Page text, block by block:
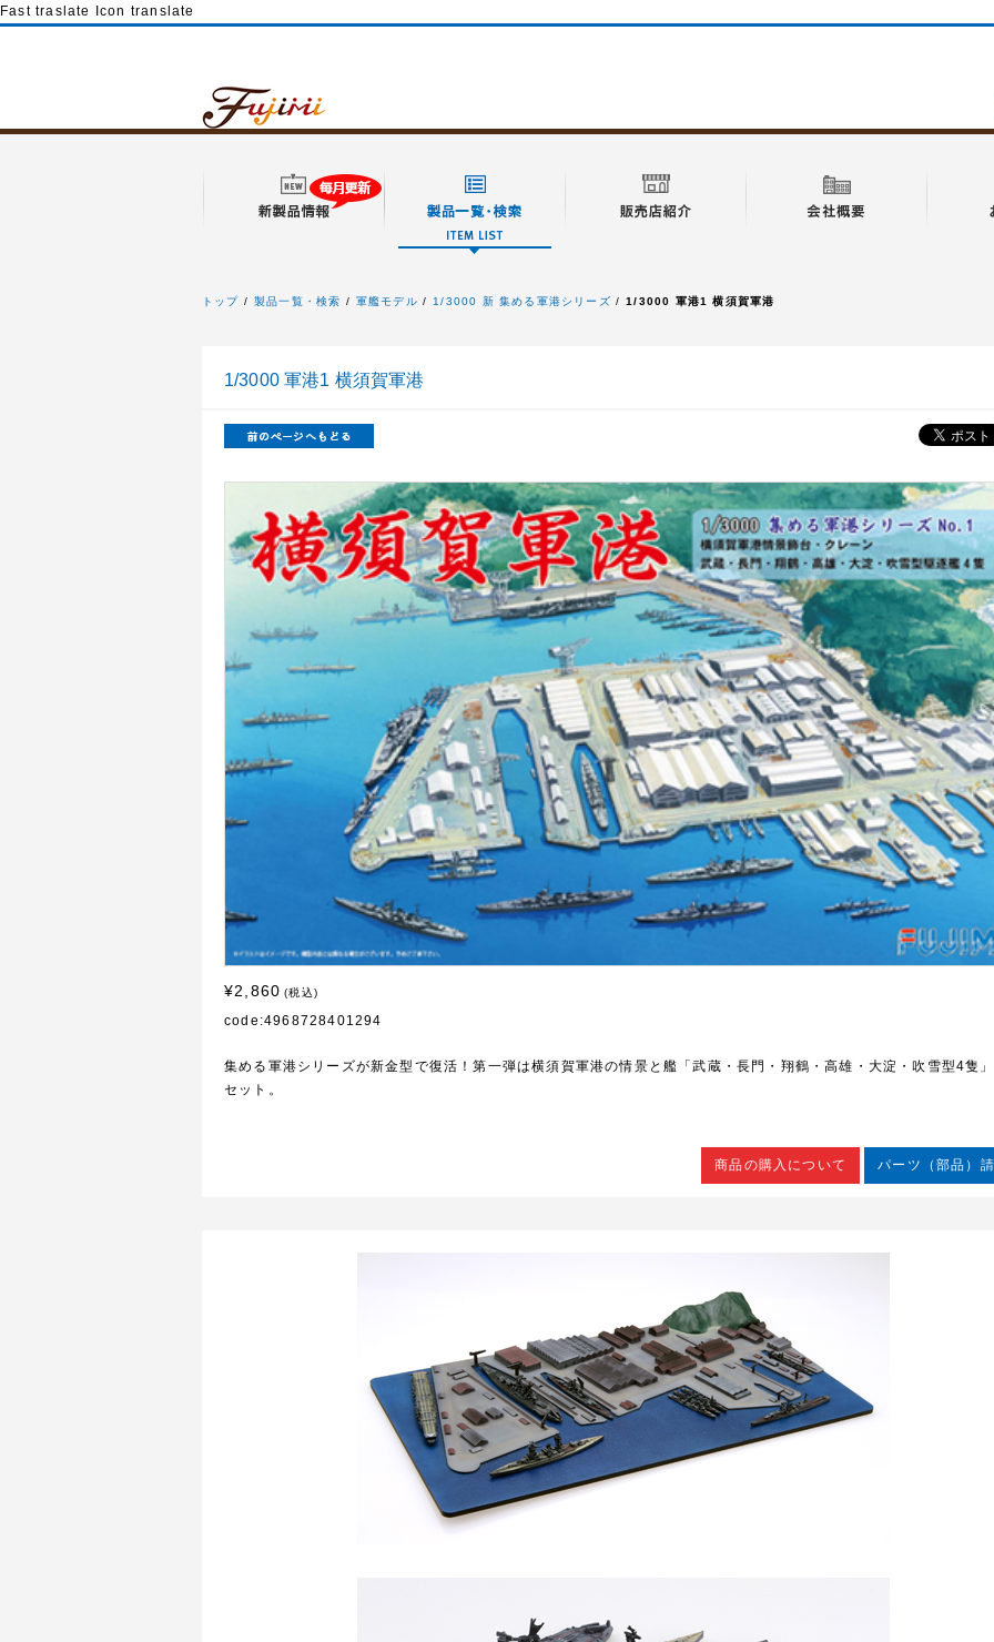
Fast traslate Icon translate
トップ 製品一覧・検索 軍艦モデル 1/3000 新 集める軍港シリーズ 1/3000 軍港1 横須賀軍港
1/3000 軍港1 横須賀軍港
¥2,860 (税込)
code:4968728401294
集める軍港シリーズが新金型で復活！第一弾は横須賀軍港の情景と艦「武蔵・長門・翔鶴・高雄・大淀・吹雪型4隻
セット。
商品の購入について パーツ（部品）